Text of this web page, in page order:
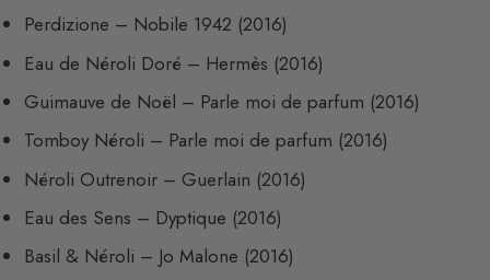
Perdizione – Nobile 1942 (2016)
Eau de Néroli Doré – Hermès (2016)
Guimauve de Noël – Parle moi de parfum (2016)
Tomboy Néroli – Parle moi de parfum (2016)
Néroli Outrenoir – Guerlain (2016)
Eau des Sens – Dyptique (2016)
Basil & Néroli – Jo Malone (2016)